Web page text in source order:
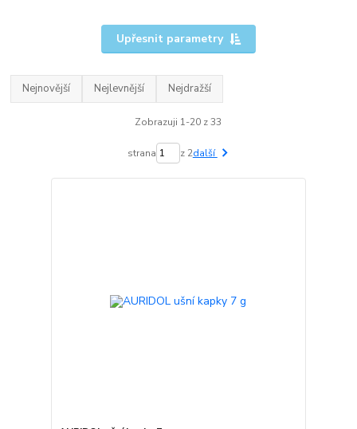
Upřesnit parametry
Nejnovější Nejlevnější Nejdražší
Zobrazuji 1-20 z 33
strana z 2další